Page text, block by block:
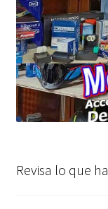
Revisa lo que